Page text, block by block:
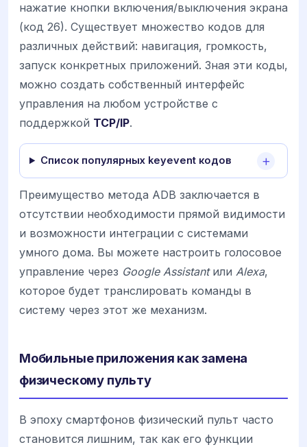
нажатие кнопки включения/выключения экрана
(код 26). Существует множество кодов для
различных действий: навигация, громкость,
запуск конкретных приложений. Зная эти коды,
можно создать собственный интерфейс
управления на любом устройстве с
поддержкой TCP/IP.
Список популярных keyevent кодов
Преимущество метода ADB заключается в
отсутствии необходимости прямой видимости
и возможности интеграции с системами
умного дома. Вы можете настроить голосовое
управление через Google Assistantили Alexa,
которое будет транслировать команды в
систему через этот же механизм.
Мобильные приложения как замена
физическому пульту
В эпоху смартфонов физический пульт часто
становится лишним, так как его функции